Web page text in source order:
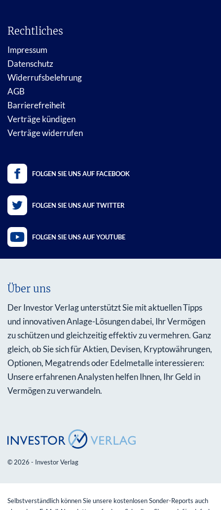
Rechtliches
Impressum
Datenschutz
Widerrufsbelehrung
AGB
Barrierefreiheit
Verträge kündigen
Verträge widerrufen
FOLGEN SIE UNS AUF FACEBOOK
FOLGEN SIE UNS AUF TWITTER
FOLGEN SIE UNS AUF YOUTUBE
Über uns
Der Investor Verlag unterstützt Sie mit aktuellen Tipps
und innovativen Anlage-Lösungen dabei, Ihr Vermögen
zu schützen und gleichzeitig effektiv zu vermehren. Ganz
gleich, ob Sie sich für Aktien, Devisen, Kryptowährungen,
Optionen, Megatrends oder Edelmetalle interessieren:
Unsere erfahrenen Analysten helfen Ihnen, Ihr Geld in
Vermögen zu verwandeln.
© 2026 - Investor Verlag
Selbstverständlich können Sie unsere kostenlosen Sonder-Reports auch